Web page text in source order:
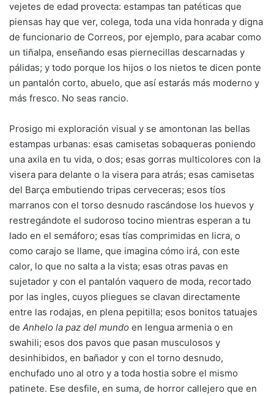
vejetes de edad provecta: estampas tan patéticas que
piensas hay que ver, colega, toda una vida honrada y digna
de funcionario de Correos, por ejemplo, para acabar como
un tiñalpa, enseñando esas piernecillas descarnadas y
pálidas; y todo porque los hijos o los nietos te dicen ponte
un pantalón corto, abuelo, que así estarás más moderno y
más fresco. No seas rancio.
Prosigo mi exploración visual y se amontonan las bellas
estampas urbanas: esas camisetas sobaqueras poniendo
una axila en tu vida, o dos; esas gorras multicolores con la
visera para delante o la visera para atrás; esas camisetas
del Barça embutiendo tripas cerveceras; esos tíos
marranos con el torso desnudo rascándose los huevos y
restregándote el sudoroso tocino mientras esperan a tu
lado en el semáforo; esas tías comprimidas en licra, o
como carajo se llame, que imagina cómo irá, con este
calor, lo que no salta a la vista; esas otras pavas en
sujetador y con el pantalón vaquero de moda, recortado
por las ingles, cuyos pliegues se clavan directamente
entre las rodajas, en plena pepitilla; esos bonitos tatuajes
de Anhelo la paz del mundo en lengua armenia o en
swahili; esos dos pavos que pasan musculosos y
desinhibidos, en bañador y con el torno desnudo,
enchufado uno al otro y a toda hostia sobre el mismo
patinete. Ese desfile, en suma, de horror callejero que en